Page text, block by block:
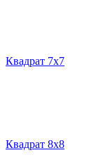
Квадрат 7х7
Квадрат 8х8